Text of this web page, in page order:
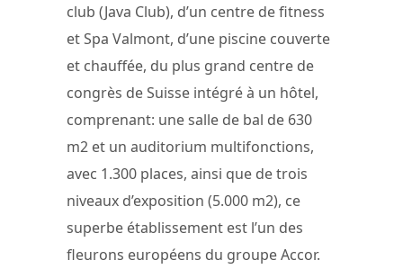
club (Java Club), d’un centre de fitness
et Spa Valmont, d’une piscine couverte
et chauffée, du plus grand centre de
congrès de Suisse intégré à un hôtel,
comprenant: une salle de bal de 630
m2 et un auditorium multifonctions,
avec 1.300 places, ainsi que de trois
niveaux d’exposition (5.000 m2), ce
superbe établissement est l’un des
fleurons européens du groupe Accor.